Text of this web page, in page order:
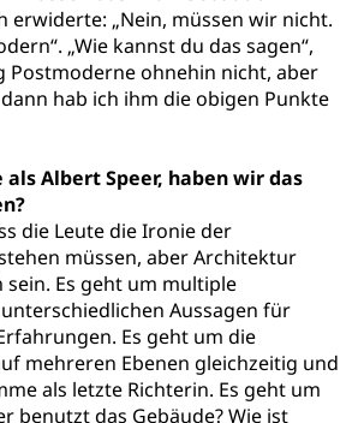
erwiderte: „Nein, müssen wir nicht.
„Wie kannst du das sagen“,
Postmoderne ohnehin nicht, aber
dann hab ich ihm die obigen Punkte
Albert Speer, haben wir das
die Leute die Ironie der
müssen, aber Architektur
Es geht um multiple
Aussagen für
Es geht um die
mehreren Ebenen gleichzeitig und
als letzte Richterin. Es geht um
benutzt das Gebäude? Wie ist